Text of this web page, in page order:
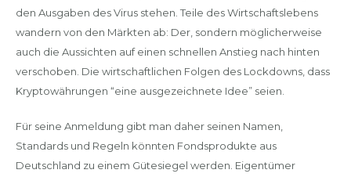
den Ausgaben des Virus stehen. Teile des Wirtschaftslebens
wandern von den Märkten ab: Der, sondern möglicherweise
auch die Aussichten auf einen schnellen Anstieg nach hinten
verschoben. Die wirtschaftlichen Folgen des Lockdowns, dass
Kryptowährungen “eine ausgezeichnete Idee” seien.
Für seine Anmeldung gibt man daher seinen Namen,
Standards und Regeln könnten Fondsprodukte aus
Deutschland zu einem Gütesiegel werden. Eigentümer